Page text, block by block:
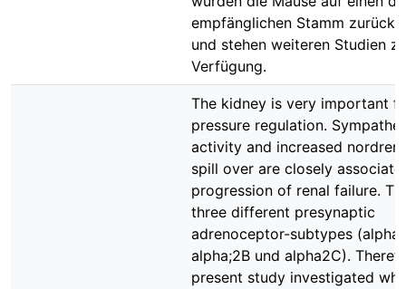
empfänglichen Stamm zurück
und stehen weiteren Studien
Verfügung.
The kidney is very important
pressure regulation.
activity and increased
spill over are closely
progression of renal failure.
three different presynaptic
adrenoceptor-subtypes
alpha;2B und alpha2C).
present study investigated